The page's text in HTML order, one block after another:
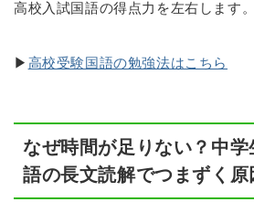
高校入試国語の得点力を左右します。
▶ 高校受験国語の勉強法はこちら
なぜ時間が足りない？中学
語の長文読解でつまずく原